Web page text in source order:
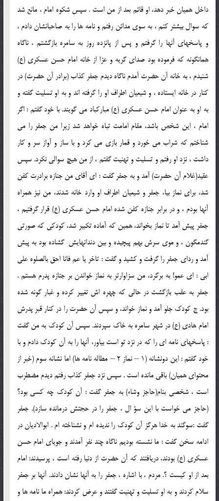
داخل هميان خبر دهد، او قائم بعد از من است . سپس شكوه امام ، مانع شد
كه سوال بيشتر كنم ، به سوي مدائن رفتم و نامه ها را به صاحبانشان دادم ،
و پاسخهاي آنها را گرفتم و پس از پانزده روز به سامره بازگشتم ، ناگاه
همانگونه كه فرموده بود صداي گريه و عزا از خانه امام حسن عسكري (ع)
شنيدم ، به خانه آن حضرت آمدم ناگاه ديدم جعفر كذاب (برادر آن حضرت) در
كنار در خانه ايستاده ، و شيعيان اطراف او را گرفته اند و به او تسليت گفته و
به او به عنوان امام حسن عسكري (ع) مباركباد مي گويند. با خود گفتم : اگر
امام ، اين شخص باشد، مقام امامت تباه خواهد شد زيرا من جعفر را مي
شناختم كه شراب مي خورد و قمار بازي مي كرد و با ساز و آواز سر و كار
داشت ، نزد او رفتم و تسليت و تهنيت گفتم ، از من هيچ سوالي نكرد. سپس
عقيد(غلام آن حضرت) آمد و به جعفر گفت : اي آقاي من جنازه برادرت كفن
شد، براي نماز بيا، جعفر و شيعيان اطراف او وارد خانه شدند، من نيز همراه
آنها بودم ، و در برابر جنازه كفن شده امام حسن عسكري (ع) قرار گرفتيم ،
جعفر پيش آمد تا نماز بخواند، همين كه آماده تكبير شد، كودكي كه صورتي
گندمگون ، و موي سرش بهم پيچيده و بين دندانهايش ‍ گشاده بود به پيش
آمد و رداي جعفر را گرفت و كشيد و گفت : تاخر يا عم فانا احق بالصلوه علي
ابي : اي عمو! به برگرد، من سزاوارتر به نماز خواندن بر جنازه پدرم هستم .
جعفر به عقب بازگشت در حالي كه چهره اش تغيير كرده و غبار گونه شده
بود. ج كودك جلو آمد و نماز خواند، و سپس آن حضرت را در كنار قبر پدرش
امام هادي (ع) در شهر سامره به خاك سپردند. سپس آن كودك به من گفت
: پاسخهاي نامه اي را كه در نزد تو است بياور، آنها را به آن كودك دادم و با
خود گفتم : اين دونشانه (1 – نماز 2 – مطاله نامه ها) اما نشانه سوم (خبر از
محتواي هميان) باقي مانده است . سپس نزد جعفر كذاب رفتم ديدم مضطرب
است ، شخصي بنام(حاجز وشاء) به جعفر گفت : آن كودك چه كسي بود؟
(حاجز مي خواست با اين سؤ ال ، جعفر را در حجتش درمانده سازد). جعفر
گفت :سوگند به خدا هرگز آن كودك را نديده ام و نشناخته ام . ابوالاديان در
ادامه سخن گفت : ما نشسته بوديم ناگاه چند نفر آمدند و جوياي امام حسن
عسكري (ع) بودند، دريافتند كه آن حضرت از دنيا رفته است ، پرسيدند: امام
بعد از او كيست ؟. مردم ، با اشاره ، جعفر را به آنها نشان دادند. آنها بر جعفر
سلام كردند و به او تسليت و تهنيت گفتند و عرض كردند: همراه ما نامه ها و